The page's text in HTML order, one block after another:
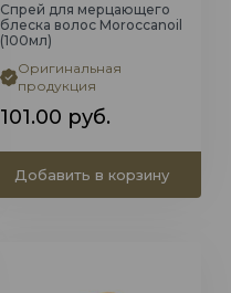
Спрей для мерцающего
блеска волос Moroccanoil
(100мл)
Оригинальная
продукция
101.00 руб.
Добавить в корзину